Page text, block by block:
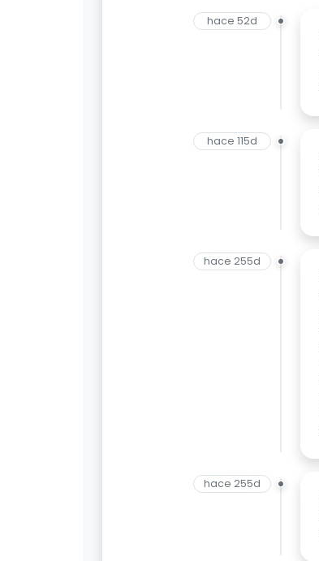
hace 52d
hace 115d
hace 255d
hace 255d